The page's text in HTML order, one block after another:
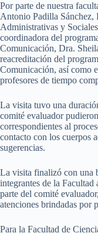
Por parte de nuestra
Antonio Padilla Sánchez,
Administrativas y
coordinadora del
Comunicación, Dra.
reacreditación del
Comunicación, así como
profesores de tiempo
La visita tuvo una
comité evaluador
correspondientes al
contacto con los cuerpos
sugerencias.
La visita finalizó con una
integrantes de la
parte del comité
atenciones brindadas por
Para la Facultad de